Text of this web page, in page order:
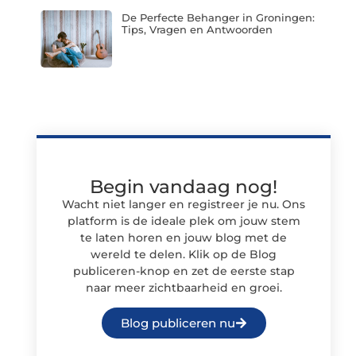
De Perfecte Behanger in Groningen:
Tips, Vragen en Antwoorden
Begin vandaag nog!
Wacht niet langer en registreer je nu. Ons
platform is de ideale plek om jouw stem
te laten horen en jouw blog met de
wereld te delen. Klik op de Blog
publiceren-knop en zet de eerste stap
naar meer zichtbaarheid en groei.
Blog publiceren nu